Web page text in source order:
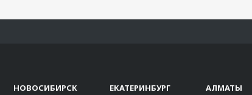
НОВОСИБИРСК ЕКАТЕРИНБУРГ АЛМАТЫ